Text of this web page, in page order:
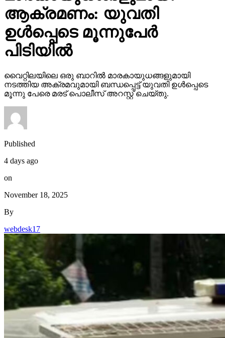
പിടിയില്‍
വൈറ്റിലയിലെ ഒരു ബാറില്‍ മാരകായുധങ്ങളുമായി
നടത്തിയ അക്രമവുമായി ബന്ധപ്പെട്ട് യുവതി ഉള്‍പ്പെടെ
4 days ago
on
November 18, 2025
By
webdesk17